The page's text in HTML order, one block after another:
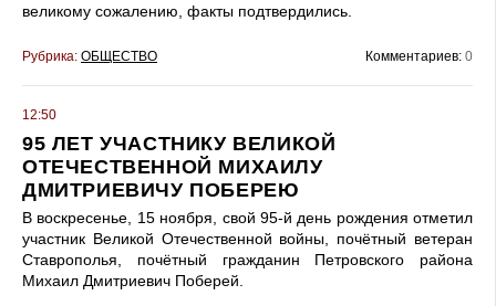
великому сожалению, факты подтвердились.
Рубрика: ОБЩЕСТВО Комментариев: 0
12:50
95 ЛЕТ УЧАСТНИКУ ВЕЛИКОЙ
ОТЕЧЕСТВЕННОЙ МИХАИЛУ
ДМИТРИЕВИЧУ ПОБЕРЕЮ
В воскресенье, 15 ноября, свой 95-й день рождения отметил
участник Великой Отечественной войны, почётный ветеран
Ставрополья, почётный гражданин Петровского района
Михаил Дмитриевич Поберей.